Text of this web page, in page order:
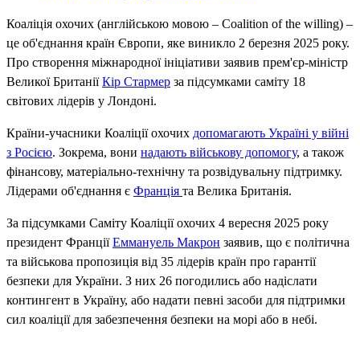
Коаліція охочих (англійською мовою – Coalition of the willing) –
це об'єднання країн Європи, яке виникло 2 березня 2025 року.
Про створення міжнародної ініціативи заявив прем'єр-міністр
Великої БританіїКір Стармер за підсумками саміту 18
світових лідерів у Лондоні.
Країни-учасники Коаліції охочих допомагають Україні у війні
з Росією. Зокрема, вони надають військову допомогу, а також
фінансову, матеріально-технічну та розвідувальну підтримку.
Лідерами об'єднання є Франція та Велика Британія.
За підсумками Саміту Коаліції охочих 4 вересня 2025 року
президент ФранціїЕммануель Макрон заявив, що є політична
та військова пропозиція від 35 лідерів країн про гарантії
безпеки для України. З них 26 погодились або надіслати
контингент в Україну, або надати певні засоби для підтримки
сил коаліції для забезпечення безпеки на морі або в небі.